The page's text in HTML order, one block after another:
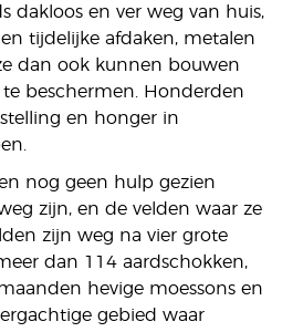
dakloos en ver weg van huis,
tijdelijke afdaken, metalen
dan ook kunnen bouwen
beschermen. Honderden
en honger in
nog geen hulp gezien
zijn, en de velden waar ze
zijn weg na vier grote
dan 114 aardschokken,
hevige moessons en
gebied waar